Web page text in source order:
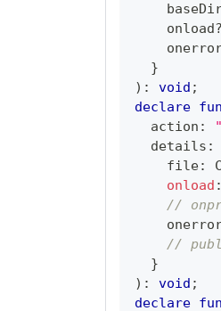
    onload
?
}
) : void ;
declare
  action
:
  details
:
    file
:
onload :
//
//
}
) : void ;
declare